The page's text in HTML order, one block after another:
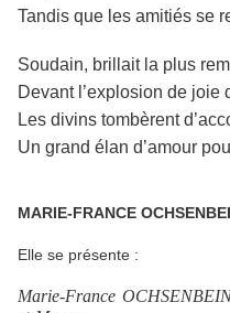
Tandis que les amitiés se
Soudain, brillait la plus
Devant l’explosion de joie
Les divins tombèrent
Un grand élan d’amour
MARIE-FRANCE
Elle se présente :
Marie-France